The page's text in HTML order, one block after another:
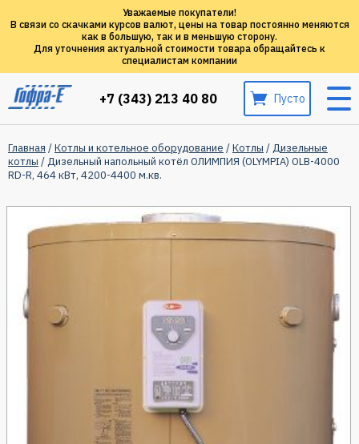
Уважаемые покупатели!
В связи со скачками курсов валют, цены на товар постоянно меняются
как в большую, так и в меньшую сторону.
Для уточнения актуальной стоимости товара обращайтесь к
специалистам компании
+7 (343) 213 40 80 Пусто
Главная /Котлы и котельное оборудование /Котлы /Дизельные
котлы / Дизельный напольный котёл ОЛИМПИЯ (OLYMPIA) ОLB-4000
RD-R, 464 кВт, 4200-4400 м.кв.